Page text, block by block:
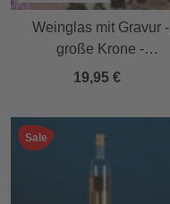
Weinglas mit Gravur -
große Krone -
personalisiert
19,95 €
Sale